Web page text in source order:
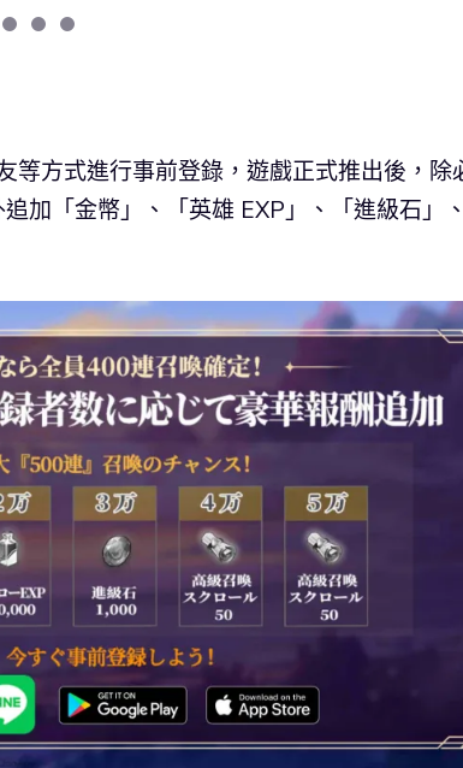
等方式進行事前登錄，遊戲正式推出後，除
加「金幣」、「英雄 EXP」、「進級石」